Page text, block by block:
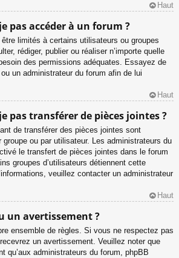
Haut
pas accéder à un forum ?
limités à certains utilisateurs ou groupes
rédiger, publier ou réaliser n’importe quelle
des permissions adéquates. Essayez de
un administrateur du forum afin de lui
Haut
pas transférer de pièces jointes ?
de transférer des pièces jointes sont
ou par utilisateur. Les administrateurs du
le transfert de pièces jointes dans le forum
groupes d’utilisateurs détiennent cette
veuillez contacter un administrateur
Haut
un avertissement ?
ensemble de règles. Si vous ne respectez pas
un avertissement. Veuillez noter que
qu’aux administrateurs du forum, phpBB